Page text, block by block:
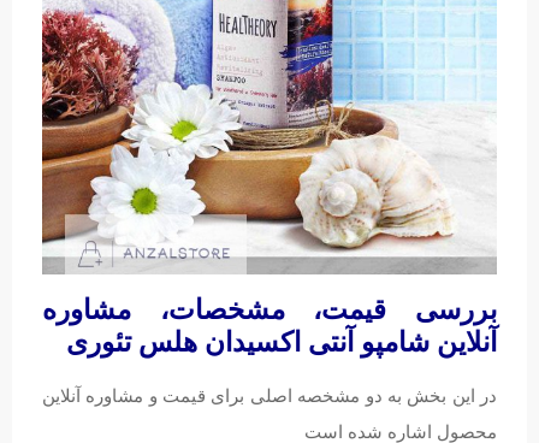
بررسی قیمت، مشخصات، مشاوره
آنلاین شامپو آنتی اکسیدان هلس تئوری
در این بخش به دو مشخصه اصلی برای قیمت و مشاوره آنلاین
محصول اشاره شده است